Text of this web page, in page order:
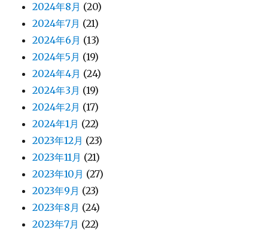
2024年8月 (20)
2024年7月 (21)
2024年6月 (13)
2024年5月 (19)
2024年4月 (24)
2024年3月 (19)
2024年2月 (17)
2024年1月 (22)
2023年12月 (23)
2023年11月 (21)
2023年10月 (27)
2023年9月 (23)
2023年8月 (24)
2023年7月 (22)